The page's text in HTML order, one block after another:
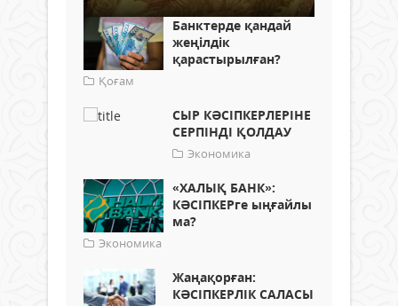
Банктерде қандай
жеңілдік
қарастырылған?
Қоғам
СЫР КӘСІПКЕРЛЕРІНЕ
СЕРПІНДІ ҚОЛДАУ
Экономика
«ХАЛЫҚ БАНК»:
КӘСІПКЕРге ыңғайлы
ма?
Экономика
Жаңақорған:
КӘСІПКЕРЛІК САЛАСЫ